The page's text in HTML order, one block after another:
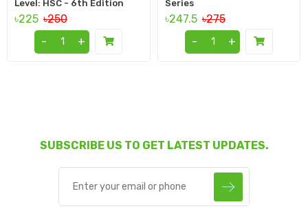
Level: HSC - 6th Edition
৳225 ৳250
-
+
Series
৳247.5 ৳275
-
+
SUBSCRIBE US TO GET LATEST UPDATES.